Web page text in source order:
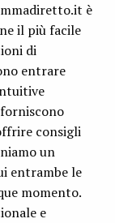
è
il più facile
di
entrare
consigli
un
entrambe le
momento.
e